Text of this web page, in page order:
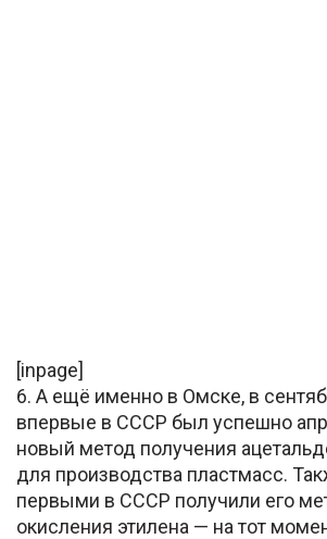
[inpage]
6. А ещё именно в Омске, в
впервые в СССР был успешно
новый метод получения
для производства пластмасс.
первыми в СССР получили его
окисления этилена — на тот